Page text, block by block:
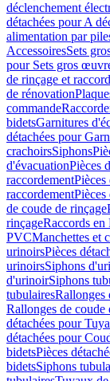
déclenchement
détachées pour A
alimentation par
AccessoiresSets
pour Sets gros
de rinçage et
de rénovation
commande
bidetsGarnitures
détachées pour
crachoirsSiphons
d'évacuationPièces
raccordement
raccordementPièces
de coude de rinçage
rinçageRaccords en
PVCManchettes et
urinoirsPièces
urinoirsSiphons
d'urinoirSiphons
tubulairesRallonges
Rallonges de coude
détachées pour
détachées pour
bidetsPièces
bidetsSiphons